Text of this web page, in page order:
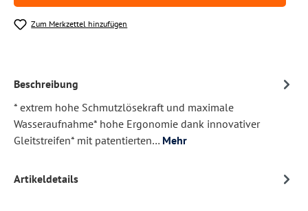
Zum Merkzettel hinzufügen
Beschreibung
* extrem hohe Schmutzlösekraft und maximale
Wasseraufnahme* hohe Ergonomie dank innovativer
Gleitstreifen* mit patentierten… Mehr
Artikeldetails